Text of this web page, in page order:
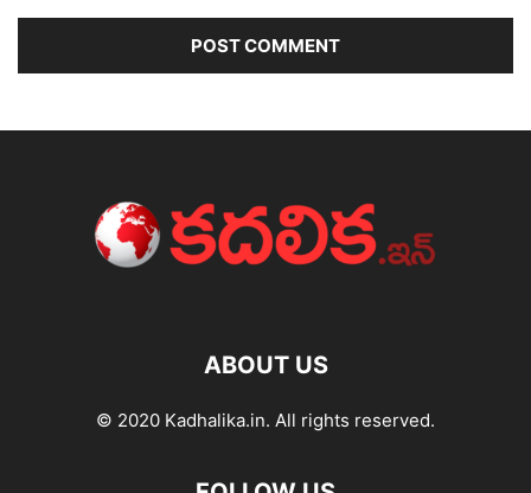
ABOUT US
© 2020 Kadhalika.in. All rights reserved.